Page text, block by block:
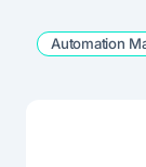
Automation